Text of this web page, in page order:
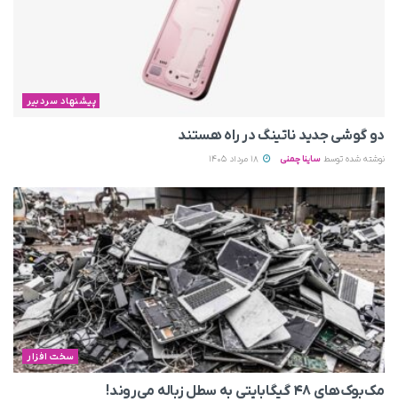
پیشنهاد سردبیر
دو گوشی جدید ناتینگ در راه هستند
نوشته شده توسط ساینا چمنی
سخت افزار
مک‌بوک‌های ۴۸ گیگابایتی به سطل زباله می‌روند!